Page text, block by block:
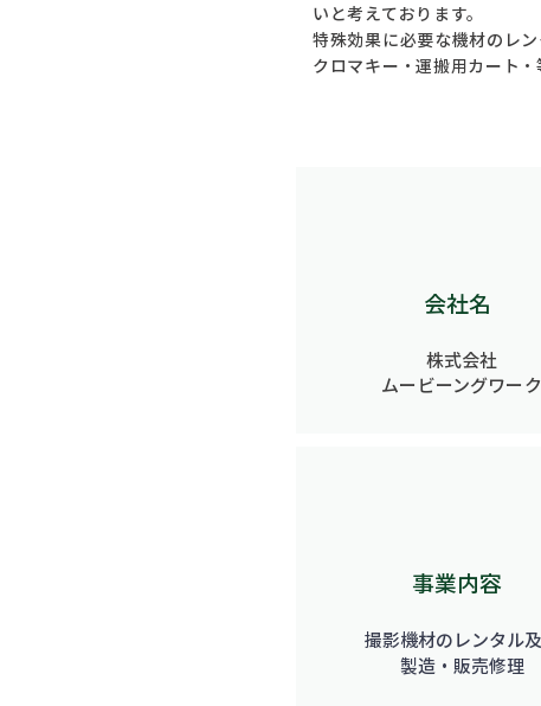
いと考えております。
特殊効果に必要な機材のレ
クロマキー・運搬用カート
会社名
株式会社
ムービーングワーク
事業内容
撮影機材のレンタル
製造・販売修理